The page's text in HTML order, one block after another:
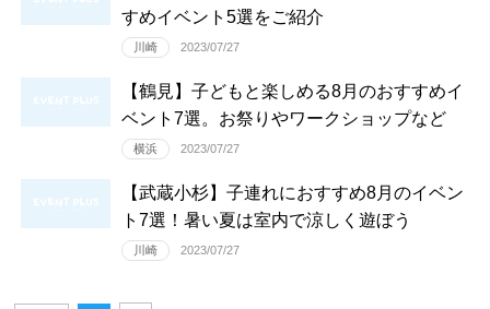
すめイベント5選をご紹介
川崎 2023/07/27
【鶴見】子どもと楽しめる8月のおすすめイ
ベント7選。お祭りやワークショップなど
横浜 2023/07/27
【武蔵小杉】子連れにおすすめ8月のイベン
ト7選！暑い夏は室内で涼しく遊ぼう
川崎 2023/07/27